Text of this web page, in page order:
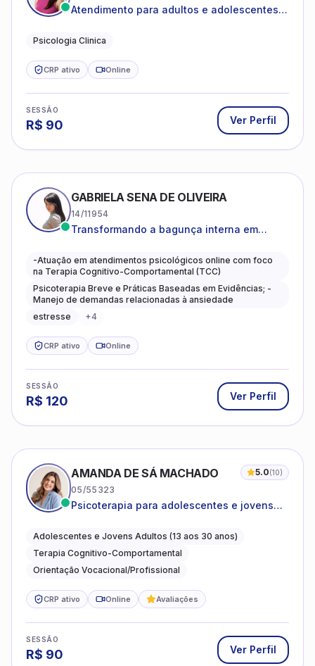
Atendimento para adultos e adolescentes a
Psicologia Clinica
CRP ativo Online
SESSÃO
R$ 90 Ver Perfil
GABRIELA SENA DE OLIVEIRA
14/11954
Transformando a bagunça interna em
caminhos mais gentis para se viver.
-Atuação em atendimentos psicológicos online com foco
na Terapia Cognitivo-Comportamental (TCC)
Psicoterapia Breve e Práticas Baseadas em Evidências; -
Manejo de demandas relacionadas à ansiedade
estresse
+4
CRP ativo Online
SESSÃO
R$ 120 Ver Perfil
AMANDA DE SÁ MACHADO 5.0(10)
05/55323
Psicoterapia para adolescentes e jovens
autoestima, relações e orientação
profissional
Adolescentes e Jovens Adultos (13 aos 30 anos)
Terapia Cognitivo-Comportamental
Orientação Vocacional/Profissional
CRP ativo Online Avaliações
SESSÃO
R$ 90 Ver Perfil